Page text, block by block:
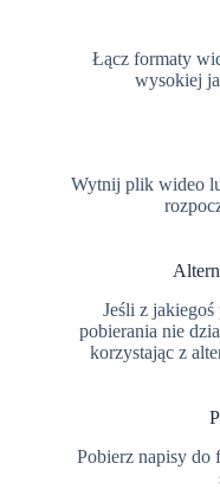
Łącz formaty
wysokiej
Wytnij plik wideo
Jeśli z
pobierania nie
korzystając z
Pobierz napisy do